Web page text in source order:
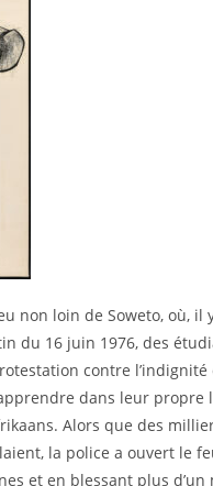
non loin de Soweto, où, il
du 16 juin 1976, des
contre l’indignité
dans leur propre
Alors que des
la police a ouvert le
et en blessant plus d’un